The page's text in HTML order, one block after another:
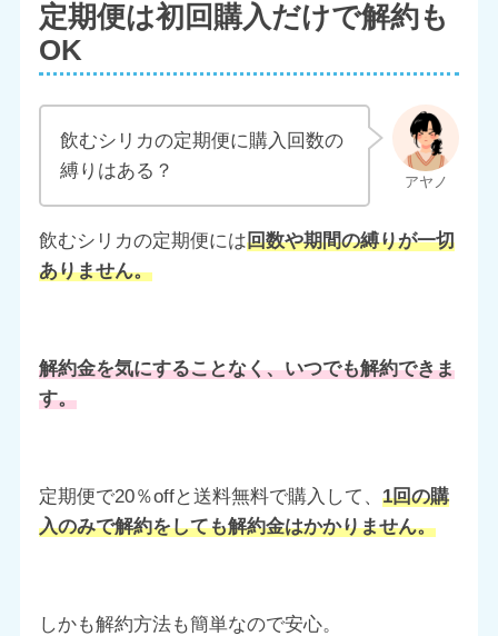
定期便は初回購入だけで解約も
OK
飲むシリカの定期便に購入回数の
縛りはある？
飲むシリカの定期便には回数や期間の縛りが一切
ありません。
解約金を気にすることなく、いつでも解約できま
す。
定期便で20％offと送料無料で購入して、 1回の購
入のみで解約をしても解約金はかかりません。
しかも解約方法も簡単なので安心。